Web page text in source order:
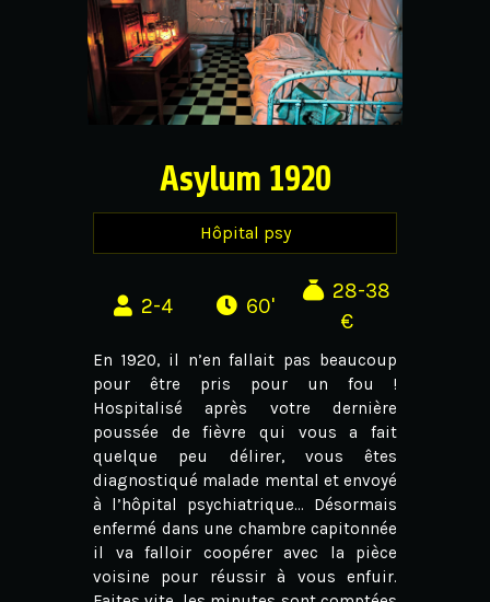
Asylum 1920
Hôpital psy
2-4 60'
28-38
€
En 1920, il n’en fallait pas beaucoup
pour être pris pour un fou !
Hospitalisé après votre dernière
poussée de fièvre qui vous a fait
quelque peu délirer, vous êtes
diagnostiqué malade mental et envoyé
à l’hôpital psychiatrique… Désormais
enfermé dans une chambre capitonnée
il va falloir coopérer avec la pièce
voisine pour réussir à vous enfuir.